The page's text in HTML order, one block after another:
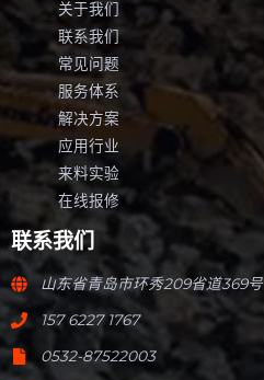
关于我们
联系我们
常见问题
服务体系
解决方案
应用行业
来料实验
在线报修
联系我们
山东省青岛市环秀209省道369号
157 6227 1767
0532-87522003